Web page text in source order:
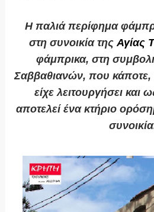
Η παλιά περίφημα
στη συνοικία τηςΑγίας
φάμπρικα, στη
Σαββαθιανών, που κάποτε,
είχε λειτουργήσει και
αποτελεί ένα κτήριο